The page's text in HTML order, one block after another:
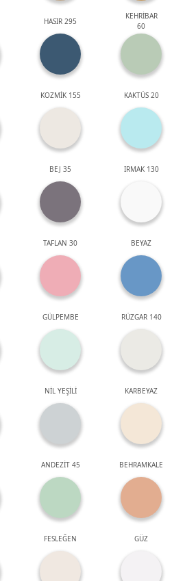
HASIR 295
KEHRİBAR
60
KOZMİK 155 KAKTÜS 20
BEJ 35 IRMAK 130
TAFLAN 30 BEYAZ
GÜLPEMBE RÜZGAR 140
NİL YEŞİLİ KARBEYAZ
ANDEZİT 45 BEHRAMKALE
FESLEĞEN GÜZ